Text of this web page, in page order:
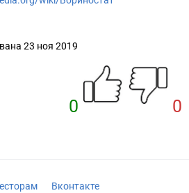
23 ноя 2019
0 0
Вконтакте